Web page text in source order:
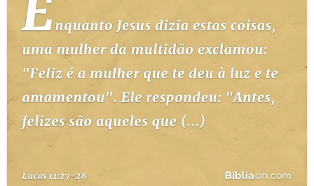
ESBOÇOS DE PREGAÇÃO
TEMAS
PERGUNTE À BÍBLIA IA
TERMO BÍBLICO JOGOS